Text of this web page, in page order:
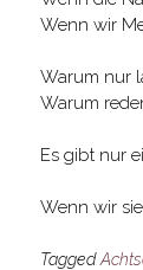
Wenn wir
Warum nur
Warum
Es gibt nur
Wenn wir
Tagged